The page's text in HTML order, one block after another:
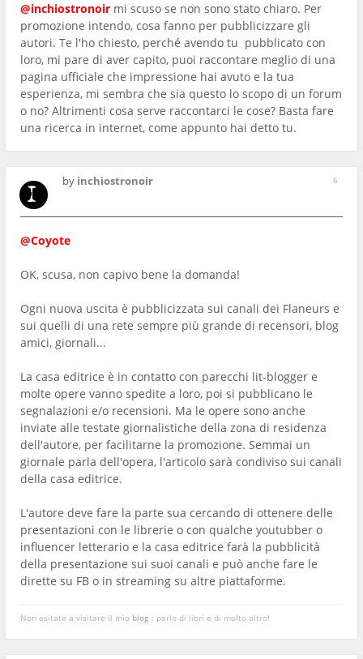
@inchiostronoir mi scuso se non sono stato chiaro. Per
promozione intendo, cosa fanno per pubblicizzare gli
autori. Te l'ho chiesto, perché avendo tu pubblicato con
loro, mi pare di aver capito, puoi raccontare meglio di una
pagina ufficiale che impressione hai avuto e la tua
esperienza, mi sembra che sia questo lo scopo di un forum
o no? Altrimenti cosa serve raccontarci le cose? Basta fare
una ricerca in internet, come appunto hai detto tu.
6
by inchiostronoir
@Coyote
OK, scusa, non capivo bene la domanda!
Ogni nuova uscita è pubblicizzata sui canali dei Flaneurs e
sui quelli di una rete sempre più grande di recensori, blog
amici, giornali...
La casa editrice è in contatto con parecchi lit-blogger e
molte opere vanno spedite a loro, poi si pubblicano le
segnalazioni e/o recensioni. Ma le opere sono anche
inviate alle testate giornalistiche della zona di residenza
dell'autore, per facilitarne la promozione. Semmai un
giornale parla dell'opera, l'articolo sarà condiviso sui canali
della casa editrice.
L'autore deve fare la parte sua cercando di ottenere delle
presentazioni con le librerie o con qualche youtubber o
influencer letterario e la casa editrice farà la pubblicità
della presentazione sui suoi canali e può anche fare le
dirette su FB o in streaming su altre piattaforme.
Non esitate a visitare il mio blog : parlo di libri e di molto altro!